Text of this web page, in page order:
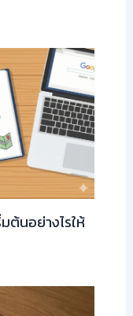
ต้นอย่างไรให้